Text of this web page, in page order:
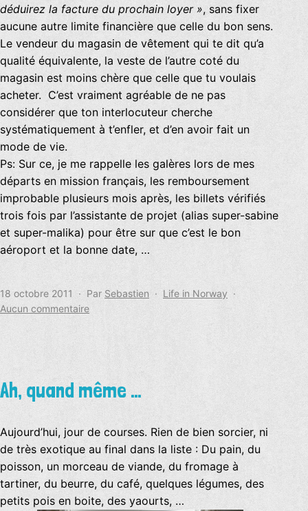
déduirez la facture du prochain loyer », sans fixer
aucune autre limite financière que celle du bon sens.
Le vendeur du magasin de vêtement qui te dit qu’a
qualité équivalente, la veste de l’autre coté du
magasin est moins chère que celle que tu voulais
acheter. C’est vraiment agréable de ne pas
considérer que ton interlocuteur cherche
systématiquement à t’enfler, et d’en avoir fait un
mode de vie.
Ps: Sur ce, je me rappelle les galères lors de mes
départs en mission français, les remboursement
improbable plusieurs mois après, les billets vérifiés
trois fois par l’assistante de projet (alias super-sabine
et super-malika) pour être sur que c’est le bon
aéroport et la bonne date, …
Publié
le
18 octobre 2011 Par Sebastien
Catégorisé
Life in Norway
Aucun commentairesur
Ah, quand même …
Aujourd’hui, jour de courses. Rien de bien sorcier, ni
de très exotique au final dans la liste : Du pain, du
poisson, un morceau de viande, du fromage à
tartiner, du beurre, du café, quelques légumes, des
petits pois en boite, des yaourts, …